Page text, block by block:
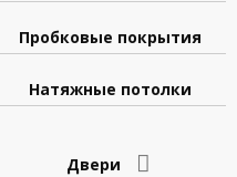
Пробковые покрытия
Натяжные потолки
Двери